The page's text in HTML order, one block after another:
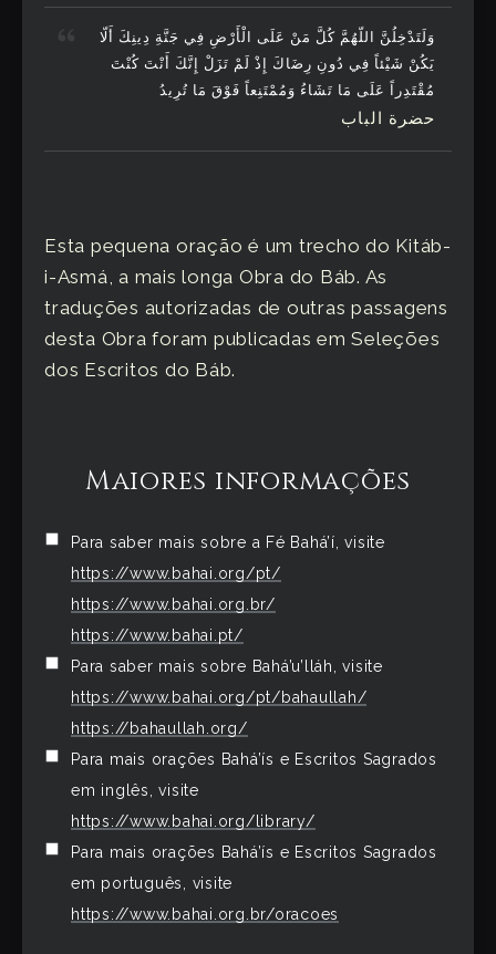
وَلَتَدْخِلُنَّ اللّهُمَّ كُلَّ مَنْ عَلَى الْأَرْضِ فِي جَنَّةِ دِينِكَ أَلّا
يَكُنْ شَيْئاً فِي دُونِ رِضَاكَ إِذْ لَمْ تَزَلْ إِنَّكَ أَنْتَ كُنْتَ
مُقْتَدِراً عَلَى مَا تَشَاءُ وَمُمْتَنِعاً فَوْقَ مَا تُرِيدُ
حضرة الباب
Esta pequena oração é um trecho do Kitáb-
i-Asmá, a mais longa Obra do Báb. As
traduções autorizadas de outras passagens
desta Obra foram publicadas em Seleções
dos Escritos do Báb.
Maiores informações
Para saber mais sobre a Fé Bahá’í, visite
https://www.bahai.org/pt/
https://www.bahai.org.br/
https://www.bahai.pt/
Para saber mais sobre Bahá’u’lláh, visite
https://www.bahai.org/pt/bahaullah/
https://bahaullah.org/
Para mais orações Bahá’ís e Escritos Sagrados
em inglês, visite
https://www.bahai.org/library/
Para mais orações Bahá’ís e Escritos Sagrados
em português, visite
https://www.bahai.org.br/oracoes